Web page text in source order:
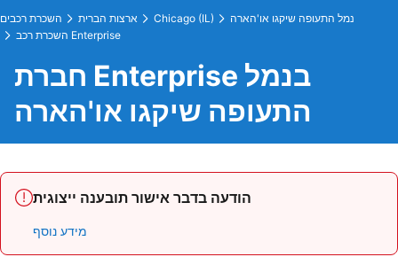
השכרת רכבים ארצות הברית Chicago (IL)
נמל התעופה שיקגו או'הארה
השכרת רכב Enterprise
חברת Enterprise בנמל
התעופה שיקגו או'הארה
הודעה בדבר אישור תובענה ייצוגית
מידע נוסף